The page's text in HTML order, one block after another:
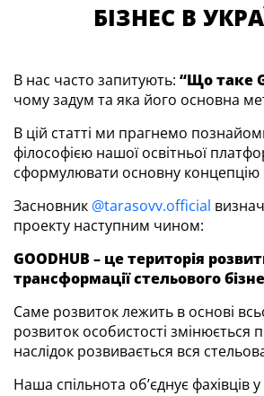
БІЗНЕС В
В нас часто запитують: “Що таке
чому задум та яка його основна
В цій статті ми прагнемо
філософією нашої освітньої
сформулювати основну концепцію
Засновник @tarasovv.official
проекту наступним чином:
GOODHUB – це територія
трансформації стельового
Саме розвиток лежить в основі
розвиток особистості змінюється
наслідок розвивається вся
Наша спільнота об’єднує фахівців